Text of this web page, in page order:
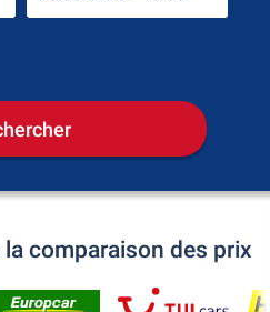
comparaison des prix